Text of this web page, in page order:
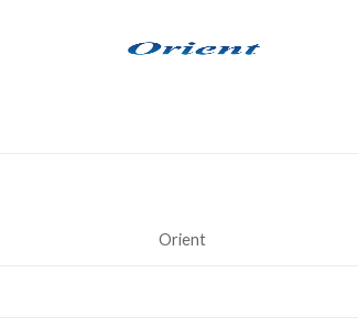
Orient